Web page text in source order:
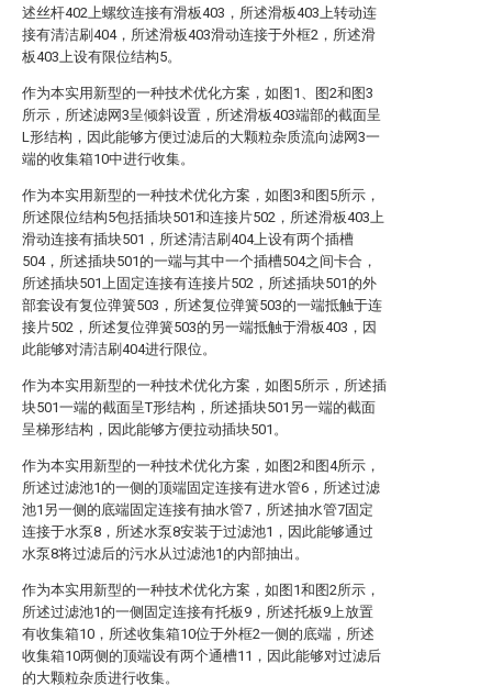
述丝杆402上螺纹连接有滑板403，所述滑板403上转动连
接有清洁刷404，所述滑板403滑动连接于外框2，所述滑
板403上设有限位结构5。
作为本实用新型的一种技术优化方案，如图1、图2和图3
所示，所述滤网3呈倾斜设置，所述滑板403端部的截面呈
L形结构，因此能够方便过滤后的大颗粒杂质流向滤网3一
端的收集箱10中进行收集。
作为本实用新型的一种技术优化方案，如图3和图5所示，
所述限位结构5包括插块501和连接片502，所述滑板403上
滑动连接有插块501，所述清洁刷404上设有两个插槽
504，所述插块501的一端与其中一个插槽504之间卡合，
所述插块501上固定连接有连接片502，所述插块501的外
部套设有复位弹簧503，所述复位弹簧503的一端抵触于连
接片502，所述复位弹簧503的另一端抵触于滑板403，因
此能够对清洁刷404进行限位。
作为本实用新型的一种技术优化方案，如图5所示，所述插
块501一端的截面呈T形结构，所述插块501另一端的截面
呈梯形结构，因此能够方便拉动插块501。
作为本实用新型的一种技术优化方案，如图2和图4所示，
所述过滤池1的一侧的顶端固定连接有进水管6，所述过滤
池1另一侧的底端固定连接有抽水管7，所述抽水管7固定
连接于水泵8，所述水泵8安装于过滤池1，因此能够通过
水泵8将过滤后的污水从过滤池1的内部抽出。
作为本实用新型的一种技术优化方案，如图1和图2所示，
所述过滤池1的一侧固定连接有托板9，所述托板9上放置
有收集箱10，所述收集箱10位于外框2一侧的底端，所述
收集箱10两侧的顶端设有两个通槽11，因此能够对过滤后
的大颗粒杂质进行收集。